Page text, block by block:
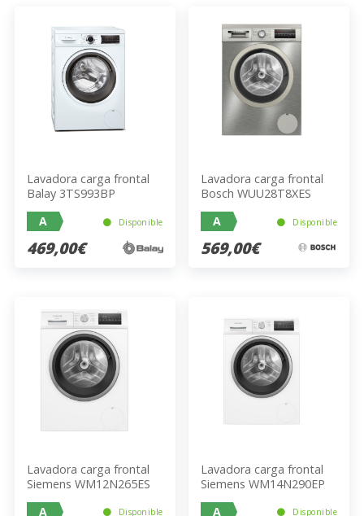
Lavadora carga frontal
Balay 3TS993BP
A
Disponible
469,00€
Lavadora carga frontal
Bosch WUU28T8XES
A
Disponible
569,00€
Lavadora carga frontal
Siemens WM12N265ES
A
Disponible
Lavadora carga frontal
Siemens WM14N290EP
A
Disponible